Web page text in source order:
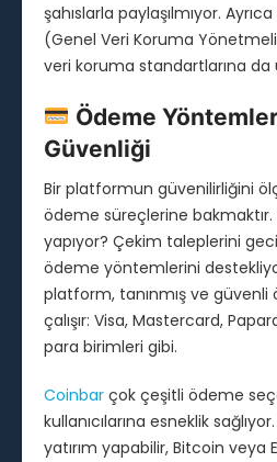
şahıslarla paylaşılmıyor.
(Genel Veri Koruma
veri koruma standartlarına
Ödeme
Güvenliği
Bir platformun güvenilirliğini
ödeme süreçlerine bakmaktır.
yapıyor? Çekim taleplerini
ödeme yöntemlerini
platform, tanınmış ve güvenli
çalışır: Visa, Mastercard,
para birimleri gibi.
Coinbar çok çeşitli ödeme
kullanıcılarına esneklik
yatırım yapabilir, Bitcoin veya